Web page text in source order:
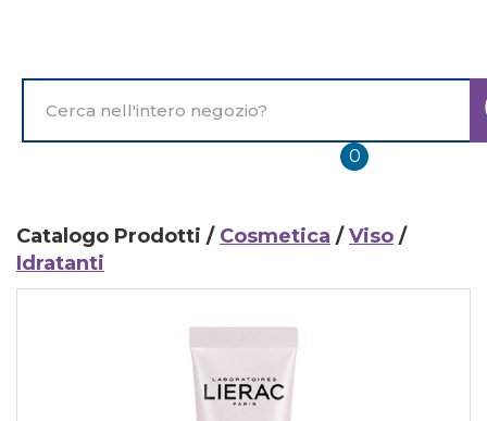
principale
Prodotto
0prodotti
inseriti
Catalogo Prodotti / Cosmetica /Viso /
Idratanti